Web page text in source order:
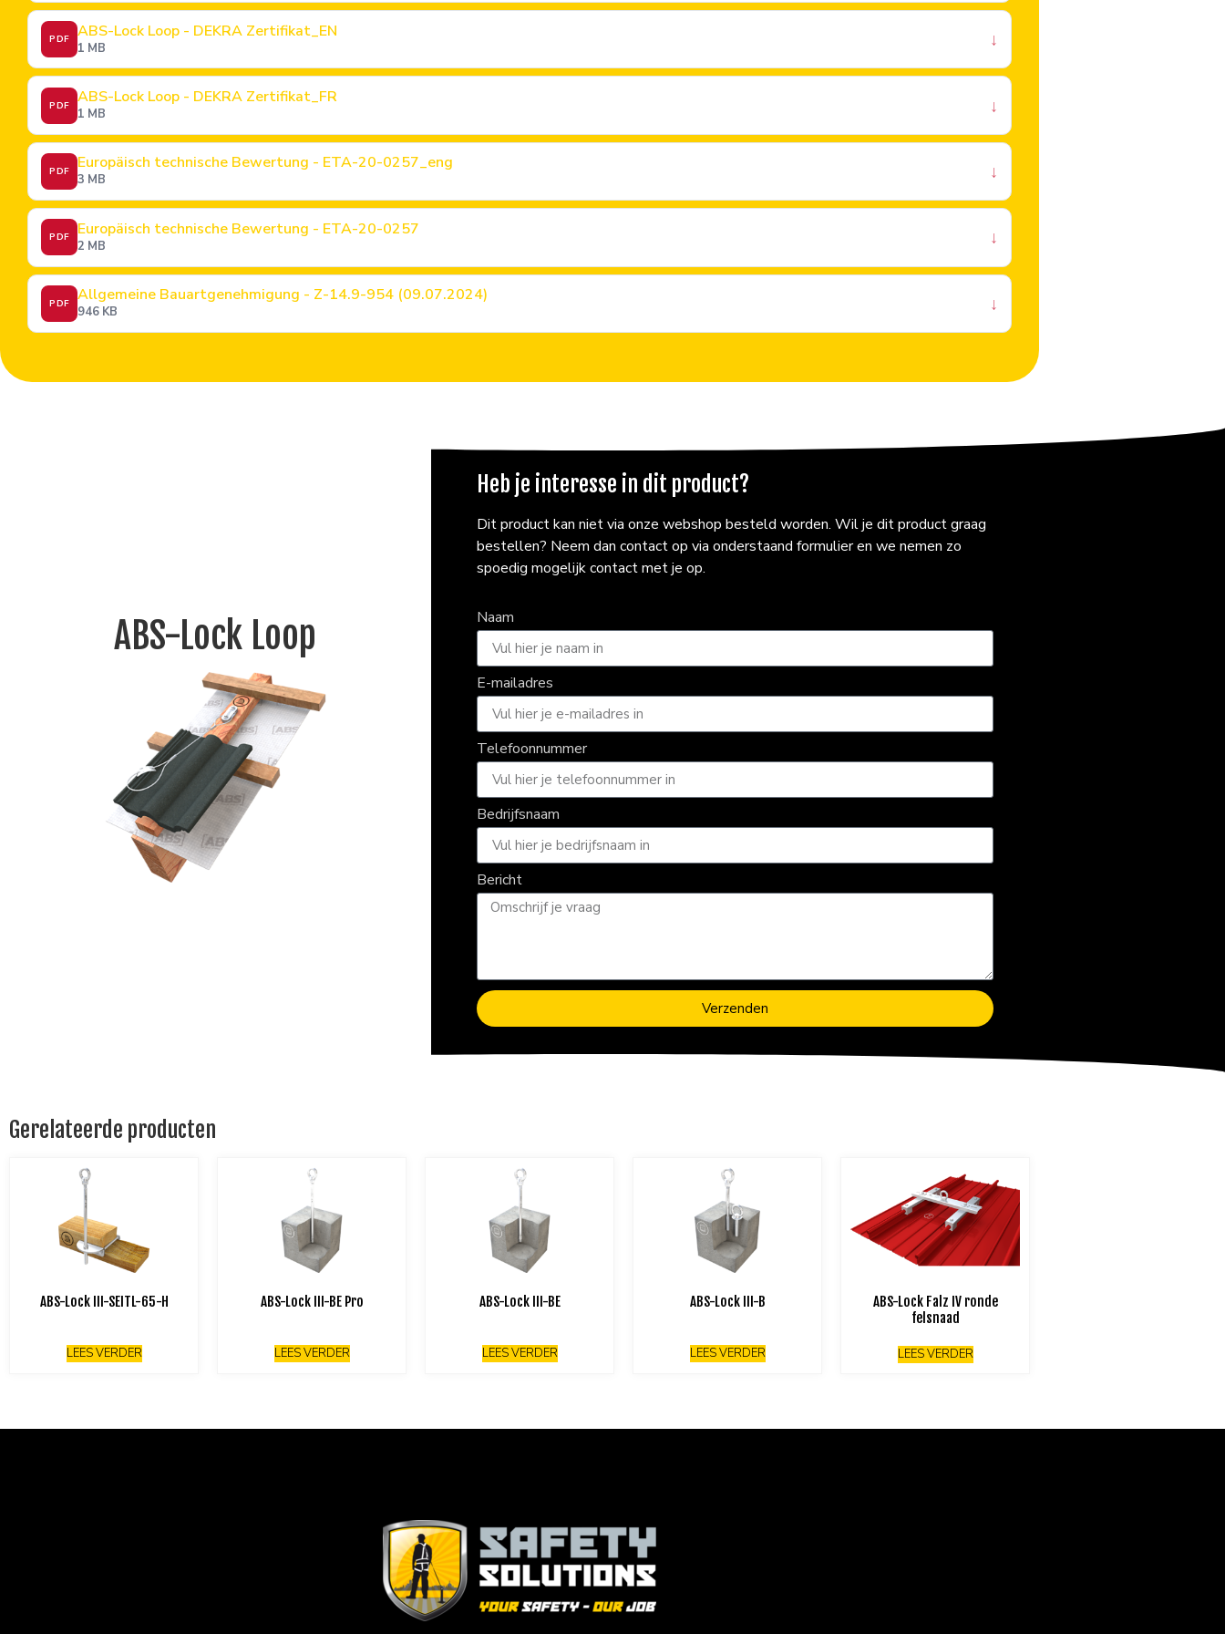
PDF ABS-Lock Loop - DEKRA Zertifikat_EN
1 MB ↓
PDF ABS-Lock Loop - DEKRA Zertifikat_FR
1 MB ↓
PDF Europäisch technische Bewertung - ETA-20-0257_eng
3 MB ↓
PDF Europäisch technische Bewertung - ETA-20-0257
2 MB ↓
PDF Allgemeine Bauartgenehmigung - Z-14.9-954 (09.07.2024)
946 KB ↓
ABS-Lock Loop
Heb je interesse in dit product?
Dit product kan niet via onze webshop besteld worden. Wil je dit product graag
bestellen? Neem dan contact op via onderstaand formulier en we nemen zo
spoedig mogelijk contact met je op.
Naam
E-mailadres
Telefoonnummer
Bedrijfsnaam
Bericht
Verzenden
Gerelateerde producten
ABS-Lock III-SEITL-65-H
LEES VERDER
ABS-Lock III-BE Pro
LEES VERDER
ABS-Lock III-BE
LEES VERDER
ABS-Lock III-B
LEES VERDER
ABS-Lock Falz IV ronde
felsnaad
LEES VERDER